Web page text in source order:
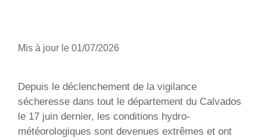
Mis à jour le 01/07/2026
Depuis le déclenchement de la vigilance
sécheresse dans tout le département du Calvados
le 17 juin dernier, les conditions hydro-
météorologiques sont devenues extrêmes et ont